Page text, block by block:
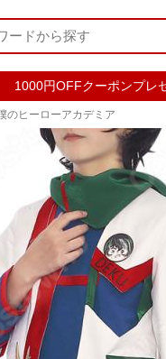
1000円OFFクーポンプレ
のヒーローアカデミア